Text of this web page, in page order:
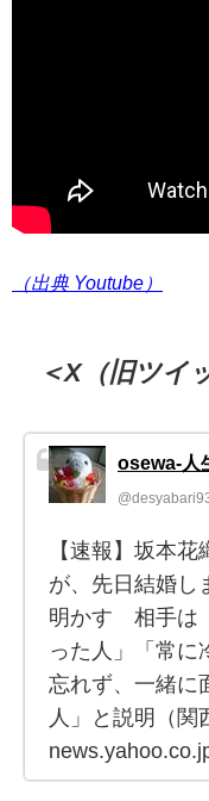
（出典 Youtube）
＜X（旧ツイ
osewa-人
【速報】坂本
が、先日結婚し
明かす 相手は
った人」「常に
忘れず、一緒に
人」と説明（関